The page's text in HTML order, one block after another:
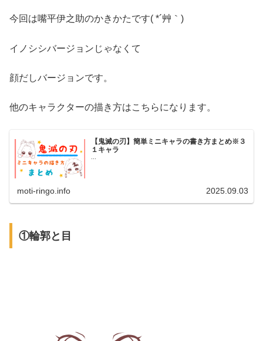
今回は嘴平伊之助のかきかたです( *´艸｀)
イノシシバージョンじゃなくて
顔だしバージョンです。
他のキャラクターの描き方はこちらになります。
【鬼滅の刃】簡単ミニキャラの書き方まとめ※３
１キャラ
moti-ringo.info 2025.09.03
①輪郭と目